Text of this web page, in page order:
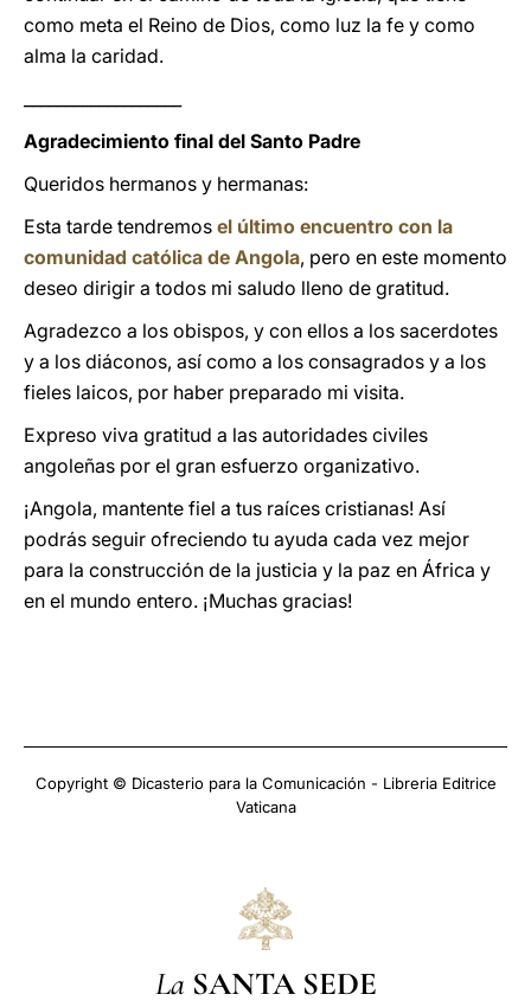
como meta el Reino de Dios, como luz la fe y como
alma la caridad.
Agradecimiento final del Santo Padre
Queridos hermanos y hermanas:
Esta tarde tendremos el último encuentro con la
comunidad católica de Angola, pero en este momento
deseo dirigir a todos mi saludo lleno de gratitud.
Agradezco a los obispos, y con ellos a los sacerdotes
y a los diáconos, así como a los consagrados y a los
fieles laicos, por haber preparado mi visita.
Expreso viva gratitud a las autoridades civiles
angoleñas por el gran esfuerzo organizativo.
¡Angola, mantente fiel a tus raíces cristianas! Así
podrás seguir ofreciendo tu ayuda cada vez mejor
para la construcción de la justicia y la paz en África y
en el mundo entero. ¡Muchas gracias!
Copyright © Dicasterio para la Comunicación - Libreria Editrice
Vaticana
La SANTA SEDE